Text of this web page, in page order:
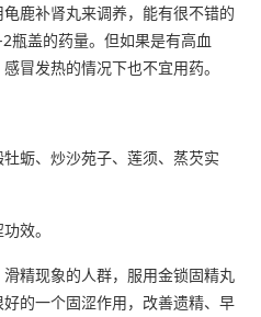
鹿补肾丸来调养，能有很不错的
瓶盖的药量。但如果是有高血
冒发热的情况下也不宜用药。
蛎、炒沙苑子、莲须、蒸芡实
效。
精现象的人群，服用金锁固精丸
的一个固涩作用，改善遗精、早